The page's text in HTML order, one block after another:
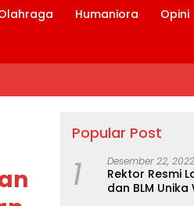
Humaniora Opini
Popular Post
1 Desember 22, 2022
Rektor Resmi
dan BLM